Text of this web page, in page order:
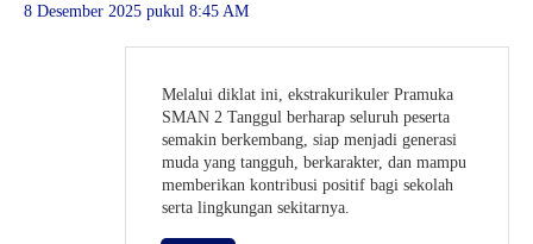
8 Desember 2025 pukul 8:45 AM
Melalui diklat ini, ekstrakurikuler Pramuka
SMAN 2 Tanggul berharap seluruh peserta
semakin berkembang, siap menjadi generasi
muda yang tangguh, berkarakter, dan mampu
memberikan kontribusi positif bagi sekolah
serta lingkungan sekitarnya.